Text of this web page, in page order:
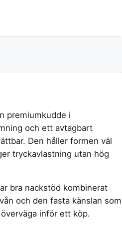
premiumkudde i
och ett avtagbart
Den håller formen väl
tryckavlastning utan hög
bra nackstöd kombinerat
och den fasta känslan som
inför ett köp.